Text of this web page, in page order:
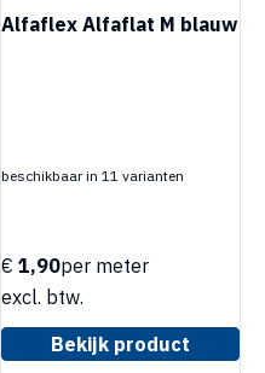
Alfaflex Alfaflat M blauw
beschikbaar in 11 varianten
€ 1,90per meter
excl. btw.
Bekijk product